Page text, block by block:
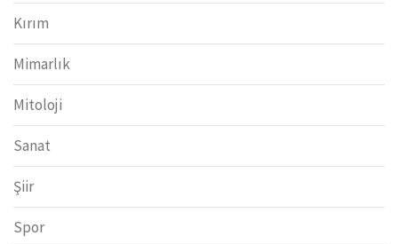
Kırım
Mimarlık
Mitoloji
Sanat
Şiir
Spor